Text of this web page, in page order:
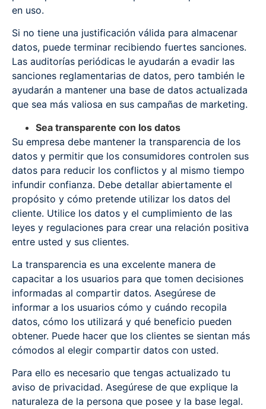
en uso.
Si no tiene una justificación válida para almacenar
datos, puede terminar recibiendo fuertes sanciones.
Las auditorías periódicas le ayudarán a evadir las
sanciones reglamentarias de datos, pero también le
ayudarán a mantener una base de datos actualizada
que sea más valiosa en sus campañas de marketing.
Sea transparente con los datos
Su empresa debe mantener la transparencia de los
datos y permitir que los consumidores controlen sus
datos para reducir los conflictos y al mismo tiempo
infundir confianza. Debe detallar abiertamente el
propósito y cómo pretende utilizar los datos del
cliente. Utilice los datos y el cumplimiento de las
leyes y regulaciones para crear una relación positiva
entre usted y sus clientes.
La transparencia es una excelente manera de
capacitar a los usuarios para que tomen decisiones
informadas al compartir datos. Asegúrese de
informar a los usuarios cómo y cuándo recopila
datos, cómo los utilizará y qué beneficio pueden
obtener. Puede hacer que los clientes se sientan más
cómodos al elegir compartir datos con usted.
Para ello es necesario que tengas actualizado tu
aviso de privacidad. Asegúrese de que explique la
naturaleza de la persona que posee y la base legal.